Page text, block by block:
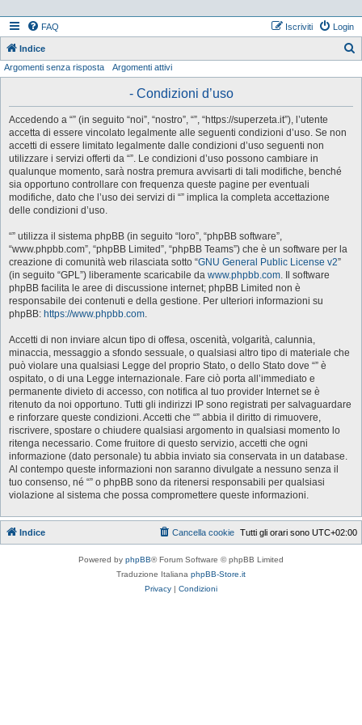
FAQ Login
Iscriviti
Indice
Argomenti senza risposta Argomenti attivi
- Condizioni d’uso
Accedendo a “” (in seguito “noi”, “nostro”, “”, “https://superzeta.it”), l’utente
accetta di essere vincolato legalmente alle seguenti condizioni d’uso. Se non
accetti di essere limitato legalmente dalle condizioni d’uso seguenti non
utilizzare i servizi offerti da “”. Le condizioni d’uso possono cambiare in
qualunque momento, sarà nostra premura avvisarti di tali modifiche, benché
sia opportuno controllare con frequenza queste pagine per eventuali
modifiche, dato che l’uso dei servizi di “” implica la completa accettazione
delle condizioni d’uso.
“” utilizza il sistema phpBB (in seguito “loro”, “phpBB software”,
“www.phpbb.com”, “phpBB Limited”, “phpBB Teams”) che è un software per la
creazione di comunità web rilasciata sotto “GNU General Public License v2”
(in seguito “GPL”) liberamente scaricabile da www.phpbb.com. Il software
phpBB facilita le aree di discussione internet; phpBB Limited non è
responsabile dei contenuti e della gestione. Per ulteriori informazioni su
phpBB: https://www.phpbb.com.
Accetti di non inviare alcun tipo di offesa, oscenità, volgarità, calunnia,
minaccia, messaggio a sfondo sessuale, o qualsiasi altro tipo di materiale che
può violare una qualsiasi Legge del proprio Stato, o dello Stato dove “” è
ospitato, o di una Legge internazionale. Fare ciò porta all’immediato e
permanente divieto di accesso, con notifica al tuo provider Internet se è
ritenuto da noi opportuno. Tutti gli indirizzi IP sono registrati per salvaguardare
e rinforzare queste condizioni. Accetti che “” abbia il diritto di rimuovere,
riscrivere, spostare o chiudere qualsiasi argomento in qualsiasi momento lo
ritenga necessario. Come fruitore di questo servizio, accetti che ogni
informazione (dato personale) tu abbia inviato sia conservata in un database.
Al contempo queste informazioni non saranno divulgate a nessuno senza il
tuo consenso, né “” o phpBB sono da ritenersi responsabili per qualsiasi
violazione al sistema che possa compromettere queste informazioni.
Indice Tutti gli orari sono UTC+02:00
Cancella cookie
Powered by phpBB® Forum Software © phpBB Limited
Traduzione Italiana phpBB-Store.it
Privacy | Condizioni